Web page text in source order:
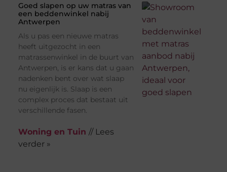
Goed slapen op uw matras van
een beddenwinkel nabij
Antwerpen
Als u pas een nieuwe matras
heeft uitgezocht in een
matrassenwinkel in de buurt van
Antwerpen, is er kans dat u gaan
nadenken bent over wat slaap
nu eigenlijk is. Slaap is een
complex proces dat bestaat uit
verschillende fasen.
Woning en Tuin // Lees
verder »